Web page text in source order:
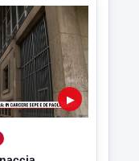
S.Maria
per 54
di Santa